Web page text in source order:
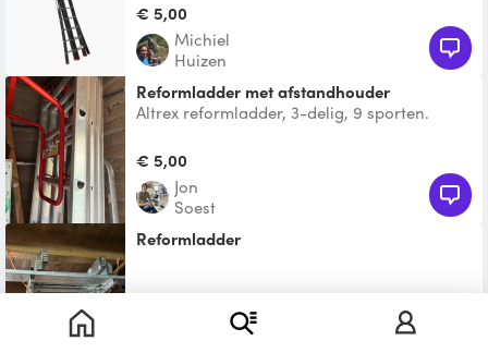
€ 5,00
Michiel
Huizen
Reformladder met afstandhouder
Altrex reformladder, 3-delig, 9 sporten.
zodat je je goot ni
€ 5,00
Jon
Soest
Reformladder